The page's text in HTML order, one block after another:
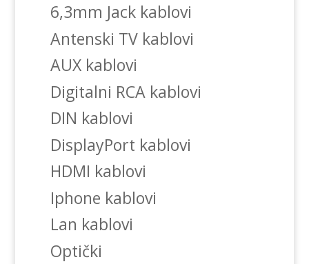
6,3mm Jack kablovi
Antenski TV kablovi
AUX kablovi
Digitalni RCA kablovi
DIN kablovi
DisplayPort kablovi
HDMI kablovi
Iphone kablovi
Lan kablovi
Optički